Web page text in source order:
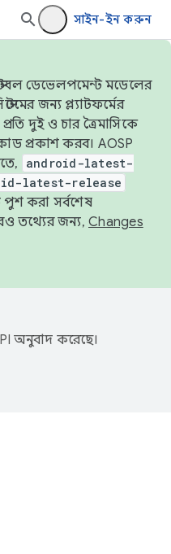
সাইন-ইন করুন
ডেভেলপমেন্ট মডেলের
জন্য প্ল্যাটফর্মের
দুই ও চার ত্রৈমাসিকে
প্রকাশ করব। AOSP
android-latest-
latest-release
পুশ করা সর্বশেষ
তথ্যের জন্য, Changes
অনুবাদ করেছে।